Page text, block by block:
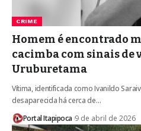
CRIME
Homem é encontrado
cacimba com sinais de
Uruburetama
Vítima, identificada como Ivanildo
desaparecida há cerca de…
Portal Itapipoca 9 de abril de 2026